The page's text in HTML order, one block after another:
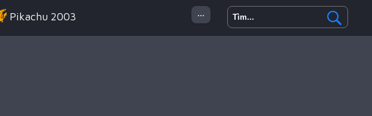
...
Pikachu 2003